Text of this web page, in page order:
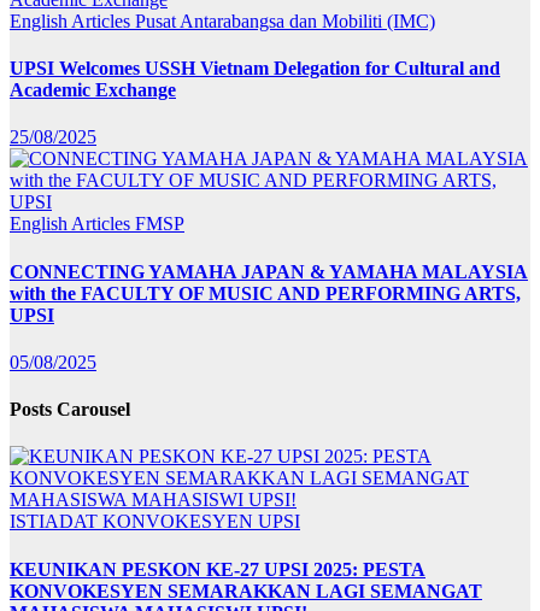
English Articles Pusat Antarabangsa dan Mobiliti (IMC)
UPSI Welcomes USSH Vietnam Delegation for Cultural and
Academic Exchange
25/08/2025
English Articles FMSP
CONNECTING YAMAHA JAPAN & YAMAHA MALAYSIA
with the FACULTY OF MUSIC AND PERFORMING ARTS,
UPSI
05/08/2025
Posts Carousel
ISTIADAT KONVOKESYEN UPSI
KEUNIKAN PESKON KE-27 UPSI 2025: PESTA
KONVOKESYEN SEMARAKKAN LAGI SEMANGAT